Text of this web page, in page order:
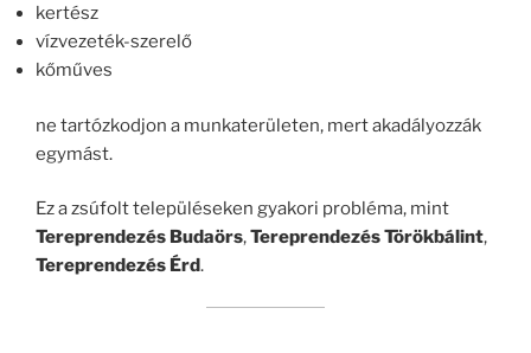
kertész
vízvezeték-szerelő
kőműves
ne tartózkodjon a munkaterületen, mert akadályozzák
egymást.
Ez a zsúfolt településeken gyakori probléma, mint
Tereprendezés Budaörs,Tereprendezés Törökbálint,
Tereprendezés Érd.